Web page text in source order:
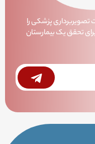
تصویربرداری پزشکی را
تحقق یک بیمارستان
Submit